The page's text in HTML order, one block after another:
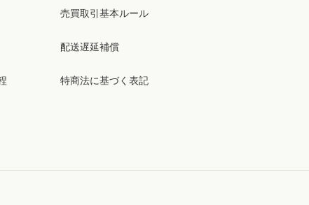
売買取引基本ルール
配送遅延補償
特商法に基づく表記